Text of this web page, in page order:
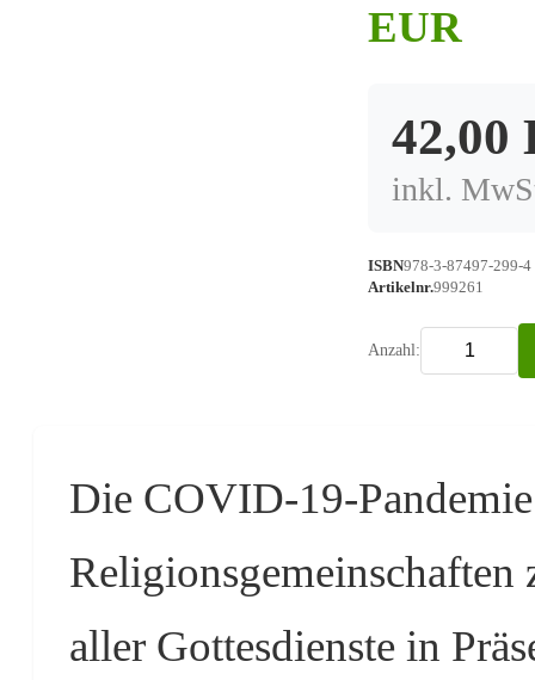
EUR
42,00
inkl.
ISBN978-3-87497-299-4
Artikelnr.999261
Anzahl:
Die COVID-19-
aller Gottesdienste in